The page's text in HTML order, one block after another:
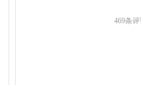
469条